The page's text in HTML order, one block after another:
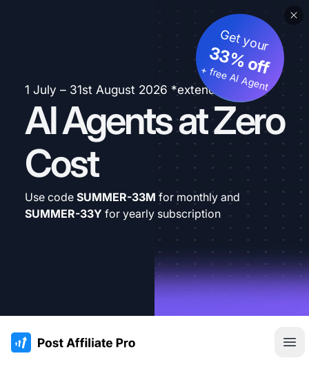
1 July – 31st August 2026 *extended
AI Agents at Zero
Cost
Get your
33% off
+ free AI Agent
Use code SUMMER-33M for monthly and
SUMMER-33Y for yearly subscription
:site.title